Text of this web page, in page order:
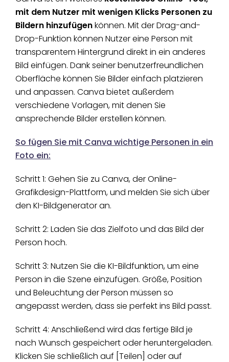
mit dem Nutzer mit wenigen Klicks Personen zu
Bildern hinzufügenkönnen. Mit der Drag-and-
Drop-Funktion können Nutzer eine Person mit
transparentem Hintergrund direkt in ein anderes
Bild einfügen. Dank seiner benutzerfreundlichen
Oberfläche können Sie Bilder einfach platzieren
und anpassen. Canva bietet außerdem
verschiedene Vorlagen, mit denen Sie
ansprechende Bilder erstellen können.
So fügen Sie mit Canva wichtige Personen in ein
Foto ein:
Schritt 1: Gehen Sie zu Canva, der Online-
Grafikdesign-Plattform, und melden Sie sich über
den KI-Bildgenerator an.
Schritt 2: Laden Sie das Zielfoto und das Bild der
Person hoch.
Schritt 3: Nutzen Sie die KI-Bildfunktion, um eine
Person in die Szene einzufügen. Größe, Position
und Beleuchtung der Person müssen so
angepasst werden, dass sie perfekt ins Bild passt.
Schritt 4: Anschließend wird das fertige Bild je
nach Wunsch gespeichert oder heruntergeladen.
Klicken Sie schließlich auf [Teilen] oder auf